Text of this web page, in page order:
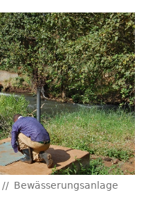
Bewässerungsanlage